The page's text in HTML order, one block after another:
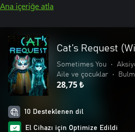
Ana içeriğe atla
Cat’s Request
Sometimes You •
Aile ve çocuklar
•
28,75 ₺
10 Desteklenen dil
El Cihazı için Optimize Edildi